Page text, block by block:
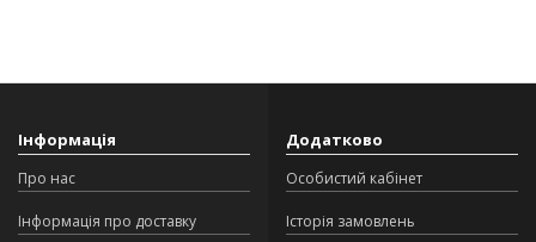
Інформація
Про нас
Інформація про доставку
Додатково
Особистий кабінет
Історія замовлень